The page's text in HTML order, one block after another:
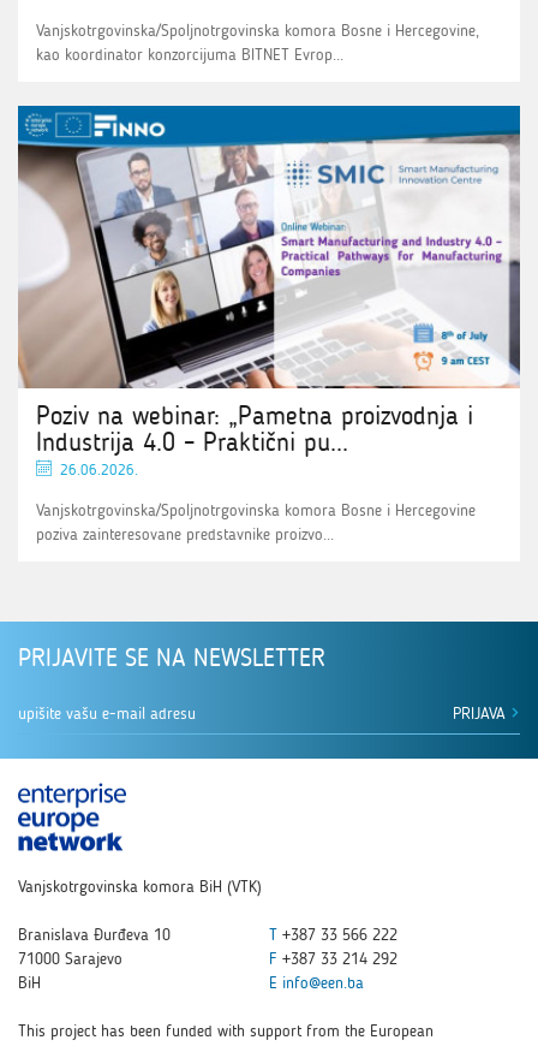
Vanjskotrgovinska/Spoljnotrgovinska komora Bosne i Hercegovine,
kao koordinator konzorcijuma BITNET Evrop...
Poziv na webinar: „Pametna proizvodnja i
Industrija 4.0 – Praktični pu...
26.06.2026.
Vanjskotrgovinska/Spoljnotrgovinska komora Bosne i Hercegovine
poziva zainteresovane predstavnike proizvo...
PRIJAVITE SE NA NEWSLETTER
PRIJAVA
Vanjskotrgovinska komora BiH (VTK)
Branislava Đurđeva 10 T +387 33 566 222
71000 Sarajevo
F +387 33 214 292
BiH
E info@een.ba
This project has been funded with support from the European